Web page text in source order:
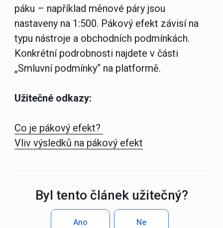
páku – například měnové páry jsou
nastaveny na 1:500. Pákový efekt závisí na
typu nástroje a obchodních podmínkách.
Konkrétní podrobnosti najdete v části
„Smluvní podmínky“ na platformě.
Užitečné odkazy:
Co je pákový efekt?
Vliv výsledků na pákový efekt
Byl tento článek užitečný?
Ne
Ano